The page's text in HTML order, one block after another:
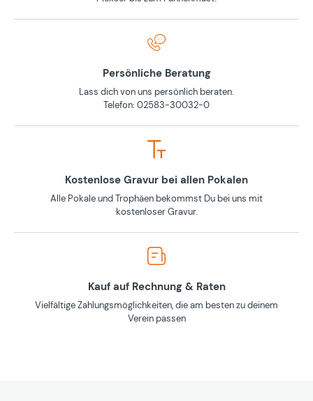
Persönliche Beratung
Lass dich von uns persönlich beraten.
Telefon: 02583-30032-0
Kostenlose Gravur bei allen Pokalen
Alle Pokale und Trophäen bekommst Du bei uns mit
kostenloser Gravur.
Kauf auf Rechnung & Raten
Vielfältige Zahlungsmöglichkeiten, die am besten zu deinem
Verein passen